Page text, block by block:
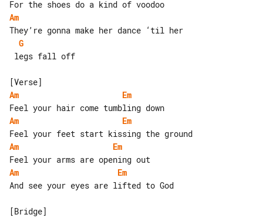
Am
G
Am
Em
Am
Em
Am
Em
Am
Em
And see your eyes are lifted to God